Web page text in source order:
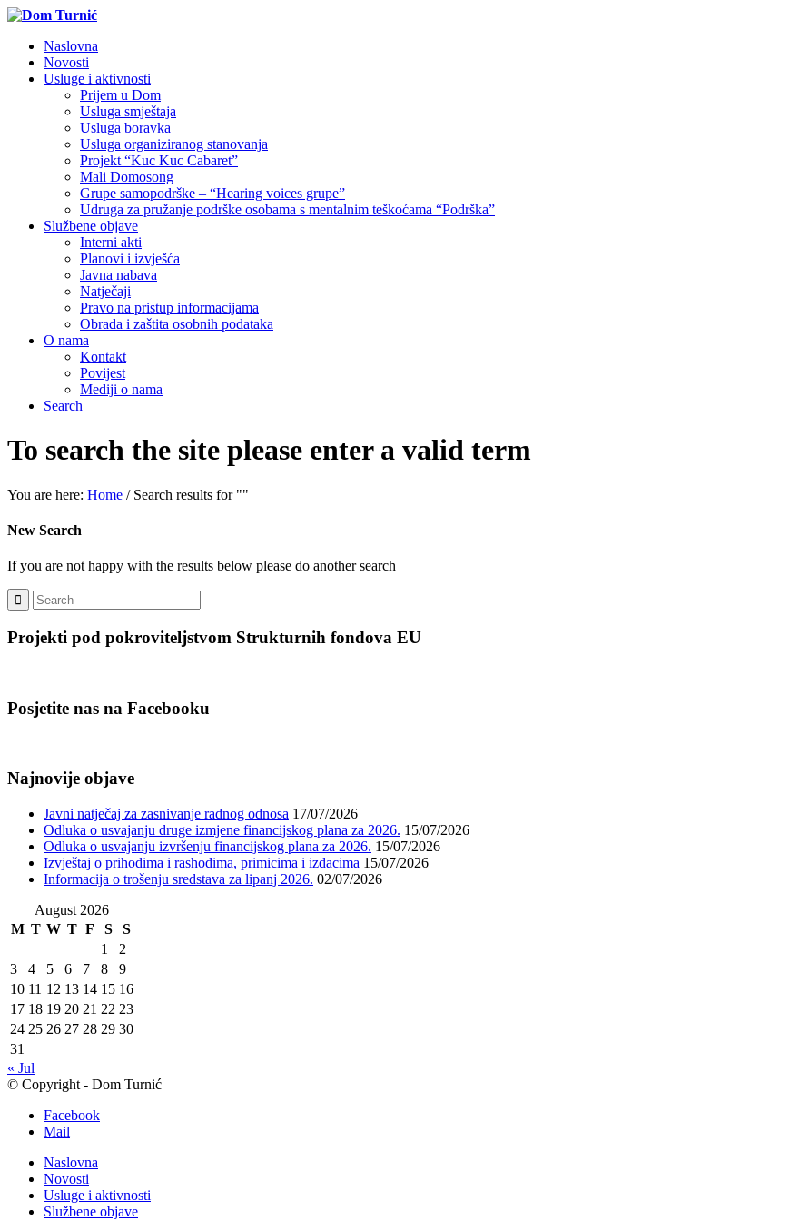
Naslovna
Novosti
Usluge i aktivnosti
Prijem u Dom
Usluga smještaja
Usluga boravka
Usluga organiziranog stanovanja
Projekt “Kuc Kuc Cabaret”
Mali Domosong
Grupe samopodrške – “Hearing voices grupe”
Udruga za pružanje podrške osobama s mentalnim teškoćama “Podrška”
Službene objave
Interni akti
Planovi i izvješća
Javna nabava
Natječaji
Pravo na pristup informacijama
Obrada i zaštita osobnih podataka
O nama
Kontakt
Povijest
Mediji o nama
Search
To search the site please enter a valid term
You are here: Home / Search results for ""
New Search
If you are not happy with the results below please do another search
Projekti pod pokroviteljstvom Strukturnih fondova EU
Posjetite nas na Facebooku
Najnovije objave
Javni natječaj za zasnivanje radnog odnosa 17/07/2026
Odluka o usvajanju druge izmjene financijskog plana za 2026. 15/07/2026
Odluka o usvajanju izvršenju financijskog plana za 2026. 15/07/2026
Izvještaj o prihodima i rashodima, primicima i izdacima 15/07/2026
Informacija o trošenju sredstava za lipanj 2026. 02/07/2026
August 2026
M T W T F S
S
1
2
3
4 5 6 7 8
9
10 11 12 13 14 15 16
17 18 19 20 21 22 23
24 25 26 27 28 29 30
31
« Jul
© Copyright - Dom Turnić
Facebook
Mail
Naslovna
Novosti
Usluge i aktivnosti
Službene objave